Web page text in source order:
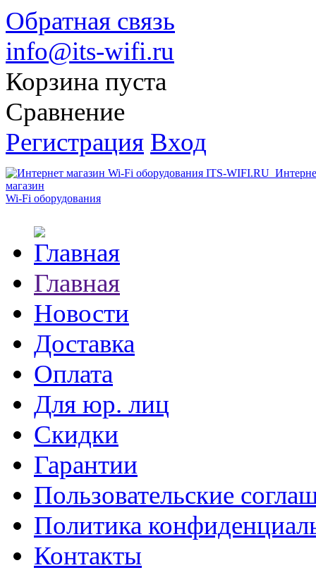
Обратная связь
info@its-wifi.ru
Корзина пуста
Сравнение
Регистрация Вход
магазин
Wi-Fi оборудования
Главная
Новости
Доставка
Оплата
Для юр. лиц
Скидки
Гарантии
Пользовательские
Политика
Контакты